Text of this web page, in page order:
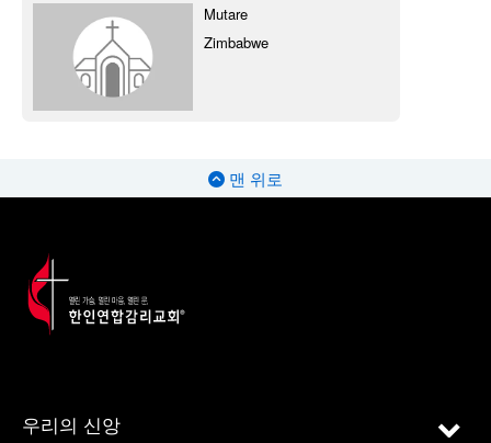
Mutare
Zimbabwe
맨 위로
우리의 신앙